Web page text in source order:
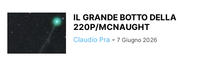
IL GRANDE BOTTO DELLA
220P/MCNAUGHT
Claudio Pra - 7 Giugno 2026